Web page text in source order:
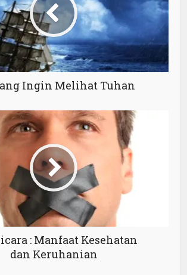
Ingin Melihat Tuhan
: Manfaat Kesehatan
dan Keruhanian